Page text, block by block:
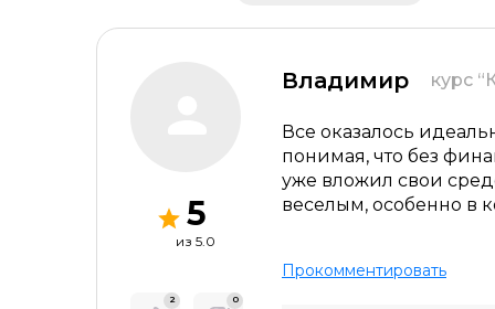
5
из 5.0
2 0
Владимир курс
Все оказалось
понимая, что без
уже вложил свои
веселым, особенно в
Прокомментировать
Оставить отзыв